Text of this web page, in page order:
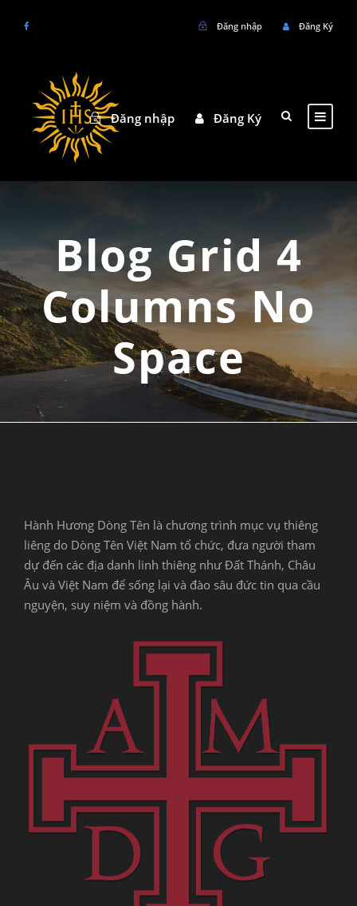
Đăng nhập Đăng Ký
Đăng nhập Đăng Ký
Blog Grid 4
Columns No
Space
Hành Hương Dòng Tên là chương trình mục vụ thiêng
liêng do Dòng Tên Việt Nam tổ chức, đưa người tham
dự đến các địa danh linh thiêng như Đất Thánh, Châu
Âu và Việt Nam để sống lại và đào sâu đức tin qua cầu
nguyện, suy niệm và đồng hành.